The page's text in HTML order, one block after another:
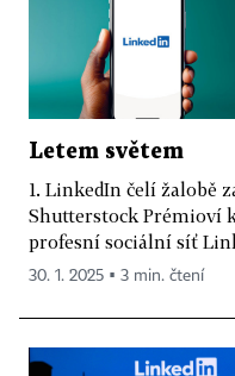
Letem světem
1. LinkedIn čelí žalobě
Shutterstock Prémioví
profesní sociální síť
30. 1. 2025 ▪ 3 min. čtení